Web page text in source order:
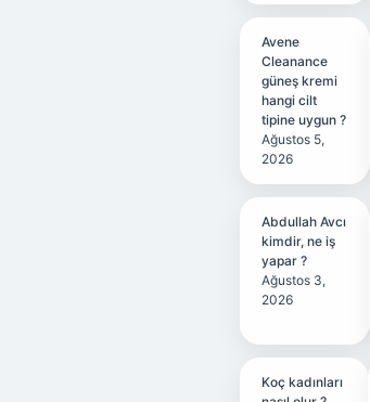
Avene
Cleanance
güneş kremi
hangi cilt
tipine uygun ?
Ağustos 5,
2026
Abdullah Avcı
kimdir, ne iş
yapar ?
Ağustos 3,
2026
Koç kadınları